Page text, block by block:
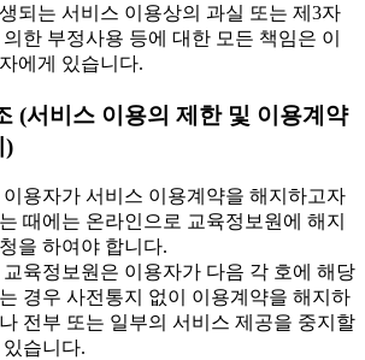
되는 서비스 이용상의 과실 또는 제3자
의한 부정사용 등에 대한 모든 책임은 이
에게 있습니다.
(서비스 이용의 제한 및 이용계약
)
용자가 서비스 이용계약을 해지하고자
때에는 온라인으로 교육정보원에 해지
을 하여야 합니다.
육정보원은 이용자가 다음 각 호에 해당
경우 사전통지 없이 이용계약을 해지하
전부 또는 일부의 서비스 제공을 중지할
있습니다.